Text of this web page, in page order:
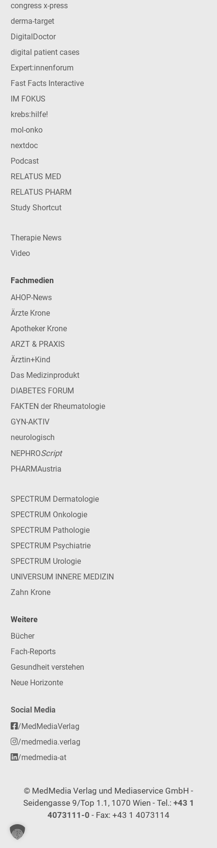
congress x-press
derma-target
DigitalDoctor
digital patient cases
Expert:innenforum
Fast Facts Interactive
IM FOKUS
krebs:hilfe!
mol-onko
nextdoc
Podcast
RELATUS MED
RELATUS PHARM
Study Shortcut
Therapie News
Video
Fachmedien
AHOP-News
Ärzte Krone
Apotheker Krone
ARZT & PRAXIS
Ärztin+Kind
Das Medizinprodukt
DIABETES FORUM
FAKTEN der Rheumatologie
GYN-AKTIV
neurologisch
NEPHROScript
PHARMAustria
SPECTRUM Dermatologie
SPECTRUM Onkologie
SPECTRUM Pathologie
SPECTRUM Psychiatrie
SPECTRUM Urologie
UNIVERSUM INNERE MEDIZIN
Zahn Krone
Weitere
Bücher
Fach-Reports
Gesundheit verstehen
Neue Horizonte
Social Media
/MedMediaVerlag
/medmedia.verlag
/medmedia-at
© MedMedia Verlag und Mediaservice GmbH -
Seidengasse 9/Top 1.1, 1070 Wien - Tel.: +43 1
4073111-0 - Fax: +43 1 4073114